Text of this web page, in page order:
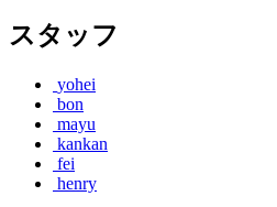
スタッフ
yohei
bon
mayu
kankan
fei
henry